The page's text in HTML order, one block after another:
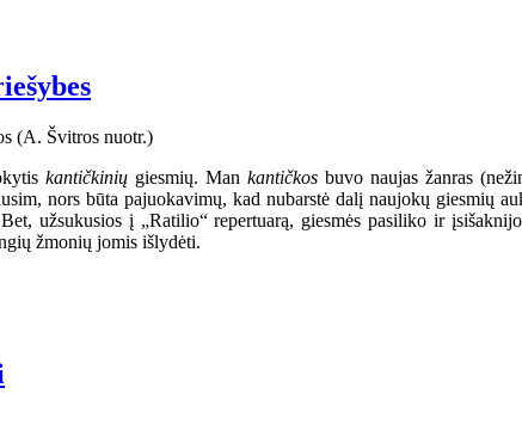
kantičkiniųgiesmių. Mankantičkos buvo naujas žanras
nors būta pajuokavimų, kad nubarstė dalį naujokų giesmių
užsukusios į „Ratilio“ repertuarą, giesmės pasiliko ir
žmonių jomis išlydėti.